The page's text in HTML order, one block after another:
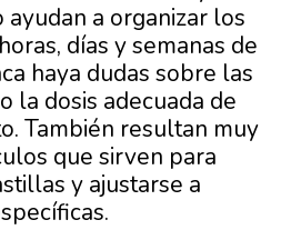
a organizar los
días y semanas de
haya dudas sobre las
la dosis adecuada de
También resultan muy
que sirven para
y ajustarse a